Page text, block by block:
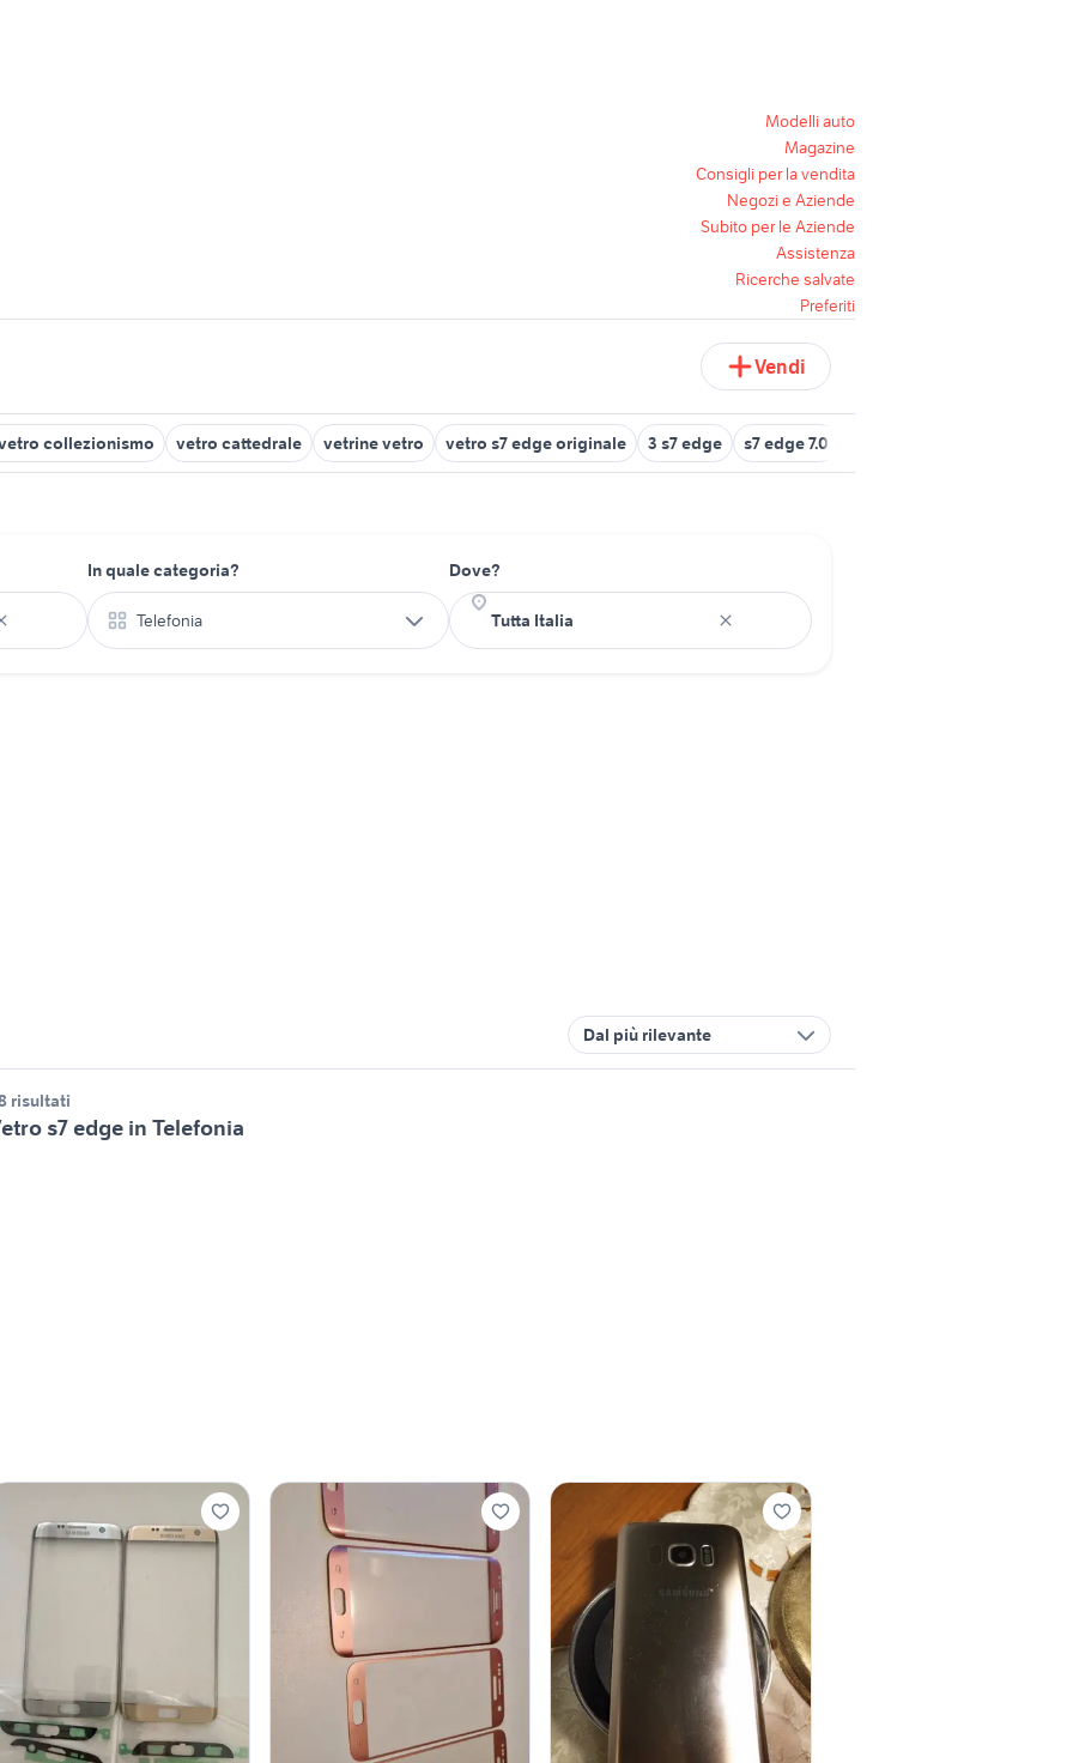
Modelli auto
Magazine
Consigli per la vendita
Negozi e Aziende
Subito per le Aziende
Assistenza
Ricerche salvate
Preferiti
Vendi
collezionismo vetro cattedrale vetrine vetro vetro s7 edge originale 3 s7 edge s7 edge 7.0
In quale categoria?
Telefonia
Dove?
Dal più rilevante
risultati
s7 edge in Telefonia